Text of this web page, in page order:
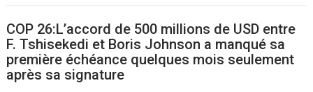
COP 26:L’accord de 500 millions de USD entre
F. Tshisekedi et Boris Johnson a manqué sa
première échéance quelques mois seulement
après sa signature